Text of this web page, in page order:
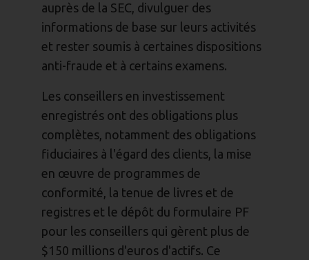
auprès de la SEC, divulguer des
informations de base sur leurs activités
et rester soumis à certaines dispositions
anti-fraude et à certains examens.
Les conseillers en investissement
enregistrés ont des obligations plus
complètes, notamment des obligations
fiduciaires à l'égard des clients, la mise
en œuvre de programmes de
conformité, la tenue de livres et de
registres et le dépôt du formulaire PF
pour les conseillers qui gèrent plus de
$150 millions d'euros d'actifs. Ce